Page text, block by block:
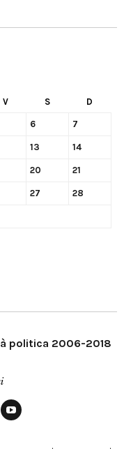
V S D
6 7
13 14
20 21
27 28
politica 2006-2018